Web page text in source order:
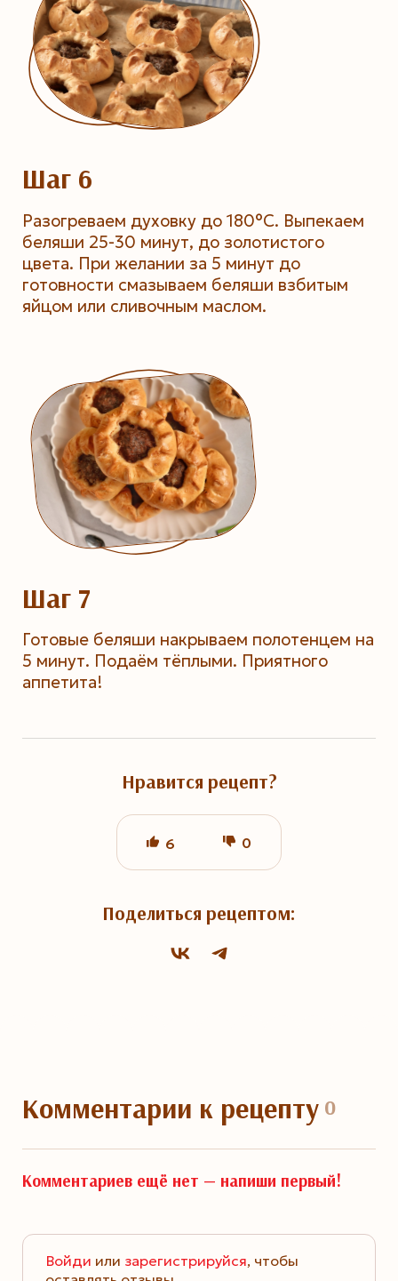
Шаг 6
Разогреваем духовку до 180°C. Выпекаем
беляши 25-30 минут, до золотистого
цвета. При желании за 5 минут до
готовности смазываем беляши взбитым
яйцом или сливочным маслом.
Шаг 7
Готовые беляши накрываем полотенцем на
5 минут. Подаём тёплыми. Приятного
аппетита!
Нравится рецепт?
6 0
Поделиться рецептом:
Комментарии к рецепту0
Комментариев ещё нет — напиши первый!
Войди или зарегистрируйся, чтобы